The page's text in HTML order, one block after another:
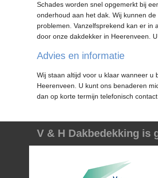
Schades worden snel opgemerkt bij
onderhoud aan het dak. Wij kunnen
problemen. Vanzelfsprekend kan er in
door onze dakdekker in Heerenveen.
Advies en informatie
Wij staan altijd voor u klaar wanneer u
Heerenveen. U kunt ons benaderen
dan op korte termijn telefonisch
V & H Dakbedekking is